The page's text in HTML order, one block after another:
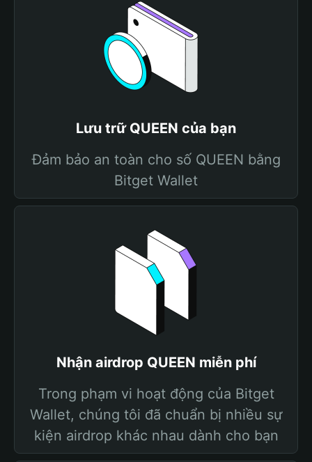
Lưu trữ QUEEN của bạn
Đảm bảo an toàn cho số QUEEN bằng
Bitget Wallet
Nhận airdrop QUEEN miễn phí
Trong phạm vi hoạt động của Bitget
Wallet, chúng tôi đã chuẩn bị nhiều sự
kiện airdrop khác nhau dành cho bạn